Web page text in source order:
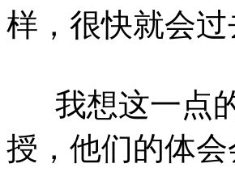
样，很快就会过
我想这一点
授，他们的体